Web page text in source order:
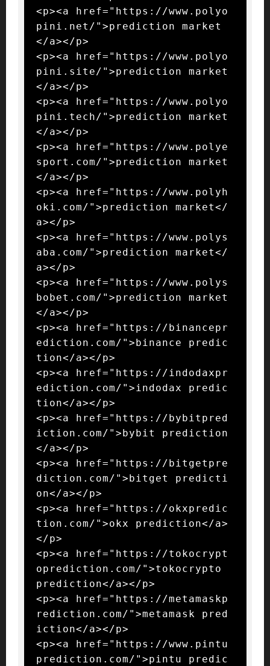
<p><a href="https://www.polyo
pini.net/">prediction market
</a></p>
<p><a href="https://www.polyo
pini.site/">prediction market
</a></p>
<p><a href="https://www.polyo
pini.tech/">prediction market
</a></p>
<p><a href="https://www.polye
sport.com/">prediction market
</a></p>
<p><a href="https://www.polyh
oki.com/">prediction market</
a></p>
<p><a href="https://www.polys
aba.com/">prediction market</
a></p>
<p><a href="https://www.polys
bobet.com/">prediction market
</a></p>
<p><a href="https://binancepr
ediction.com/">binance predic
tion</a></p>
<p><a href="https://indodaxpr
ediction.com/">indodax predic
tion</a></p>
<p><a href="https://bybitpred
iction.com/">bybit prediction
</a></p>
<p><a href="https://bitgetpre
diction.com/">bitget predicti
on</a></p>
<p><a href="https://okxpredic
tion.com/">okx prediction</a>
</p>
<p><a href="https://tokocrypt
oprediction.com/">tokocrypto
prediction</a></p>
<p><a href="https://metamaskp
rediction.com/">metamask pred
iction</a></p>
<p><a href="https://www.pintu
prediction.com/">pintu predic